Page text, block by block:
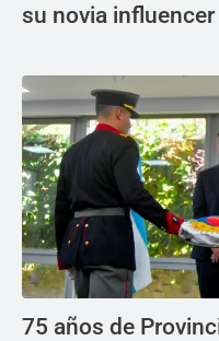
su novia
75 años de